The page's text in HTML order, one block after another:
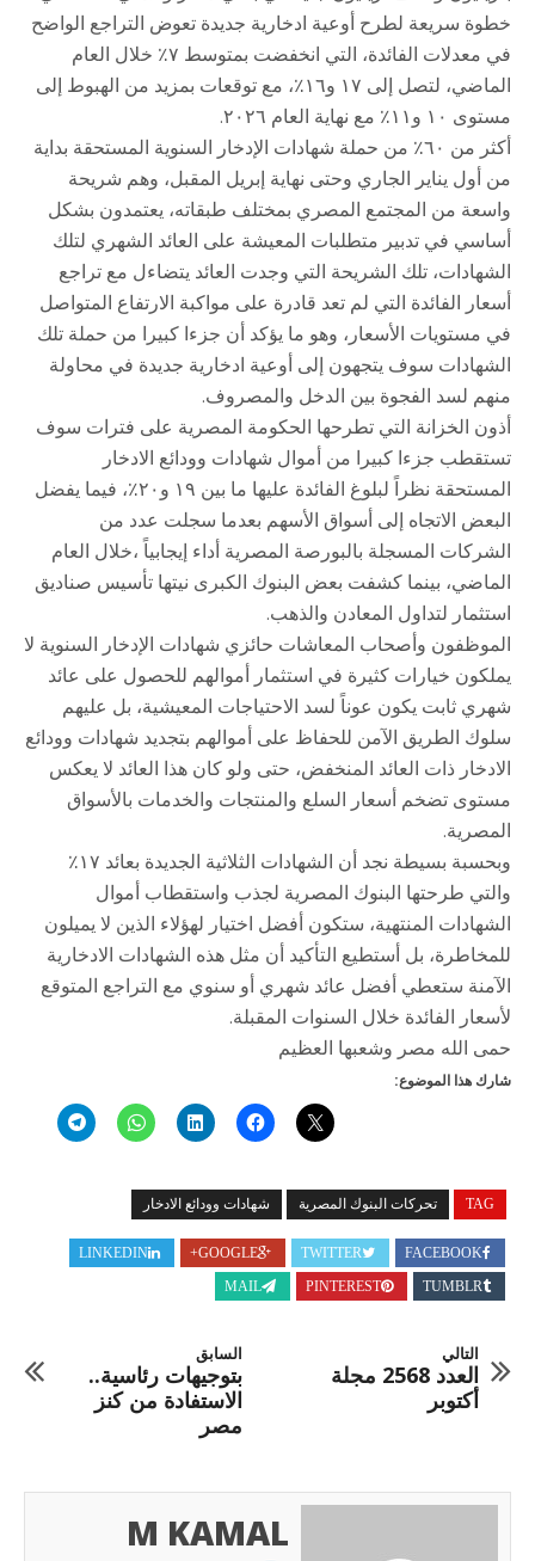
خطوة سريعة لطرح أوعية ادخارية جديدة تعوض التراجع الواضح
في معدلات الفائدة، التي انخفضت بمتوسط ٧٪ خلال العام
الماضي، لتصل إلى ١٧ و١٦٪، مع توقعات بمزيد من الهبوط إلى
مستوى ١٠ و١١٪ مع نهاية العام ٢٠٢٦.
أكثر من ٦٠٪ من حملة شهادات الإدخار السنوية المستحقة بداية
من أول يناير الجاري وحتى نهاية إبريل المقبل، وهم شريحة
واسعة من المجتمع المصري بمختلف طبقاته، يعتمدون بشكل
أساسي في تدبير متطلبات المعيشة على العائد الشهري لتلك
الشهادات، تلك الشريحة التي وجدت العائد يتضاءل مع تراجع
أسعار الفائدة التي لم تعد قادرة على مواكبة الارتفاع المتواصل
في مستويات الأسعار، وهو ما يؤكد أن جزءا كبيرا من حملة تلك
الشهادات سوف يتجهون إلى أوعية ادخارية جديدة في محاولة
منهم لسد الفجوة بين الدخل والمصروف.
أذون الخزانة التي تطرحها الحكومة المصرية على فترات سوف
تستقطب جزءا كبيرا من أموال شهادات وودائع الادخار
المستحقة نظراً لبلوغ الفائدة عليها ما بين ١٩ و٢٠٪، فيما يفضل
البعض الاتجاه إلى أسواق الأسهم بعدما سجلت عدد من
الشركات المسجلة بالبورصة المصرية أداء إيجابياً ،خلال العام
الماضي، بينما كشفت بعض البنوك الكبرى نيتها تأسيس صناديق
استثمار لتداول المعادن والذهب.
الموظفون وأصحاب المعاشات حائزي شهادات الإدخار السنوية لا
يملكون خيارات كثيرة في استثمار أموالهم للحصول على عائد
شهري ثابت يكون عوناً لسد الاحتياجات المعيشية، بل عليهم
سلوك الطريق الآمن للحفاظ على أموالهم بتجديد شهادات وودائع
الادخار ذات العائد المنخفض، حتى ولو كان هذا العائد لا يعكس
مستوى تضخم أسعار السلع والمنتجات والخدمات بالأسواق
المصرية.
وبحسبة بسيطة نجد أن الشهادات الثلاثية الجديدة بعائد ١٧٪
والتي طرحتها البنوك المصرية لجذب واستقطاب أموال
الشهادات المنتهية، ستكون أفضل اختيار لهؤلاء الذين لا يميلون
للمخاطرة، بل أستطيع التأكيد أن مثل هذه الشهادات الادخارية
الآمنة ستعطي أفضل عائد شهري أو سنوي مع التراجع المتوقع
لأسعار الفائدة خلال السنوات المقبلة.
حمى الله مصر وشعبها العظيم
شارك هذا الموضوع:
TAG تحركات البنوك المصرية شهادات وودائع الادخار
FACEBOOK
TWITTER
GOOGLE+
LINKEDIN
TUMBLR
PINTEREST
MAIL
السابق
بتوجيهات رئاسية..
الاستفادة من كنز
مصر
التالي
العدد 2568 مجلة
أكتوبر
M KAMAL